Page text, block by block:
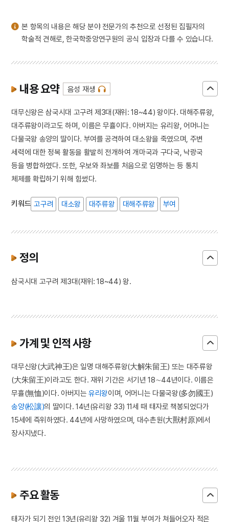
본 항목의 내용은 해당 분야 전문가의 추천으로 선정된 집필자의
학술적 견해로, 한국학중앙연구원의 공식 입장과 다를 수 있습니다.
내용 요약 음성 재생
대무신왕은 삼국시대 고구려 제3대(재위: 18~44) 왕이다. 대해주류왕,
대주류왕이라고도 하며, 이름은 무휼이다. 아버지는 유리왕, 어머니는
다물국왕 송양의 딸이다. 부여를 공격하여 대소왕을 죽였으며, 주변
세력에 대한 정복 활동을 활발히 전개하여 개마국과 구다국, 낙랑국
등을 병합하였다. 또한, 우보와 좌보를 처음으로 임명하는 등 통치
체제를 확립하기 위해 힘썼다.
키워드 고구려 대소왕 대주류왕 대해주류왕 부여
정의
삼국시대 고구려 제3대(재위: 18~44) 왕.
가계 및 인적 사항
대무신왕(大武神王)은 일명 대해주류왕(大解朱留王) 또는 대주류왕
(大朱留王)이라고도 한다. 재위 기간은 서기년 18∼44년이다. 이름은
무휼(無恤)이다. 아버지는유리왕이며, 어머니는 다물국왕(多勿國王)
송양(松讓)의 딸이다. 14년(유리왕 33) 11세 때 태자로 책봉되었다가
15세에 즉위하였다. 44년에 사망하였으며, 대수촌원(大獸村原)에서
장사지냈다.
주요 활동
태자가 되기 전인 13년(유리왕 32) 겨울 11월 부여가 쳐들어오자 적은